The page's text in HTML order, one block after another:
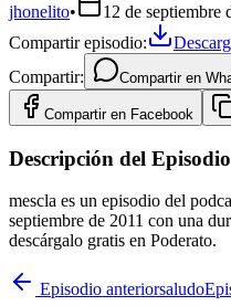
jhonelito• 12 de septiembre
Compartir episodio:
Compartir:
Compartir en
Compartir en Facebook
Descripción del Episodio
mescla es un episodio del
septiembre de 2011 con una
descárgalo gratis en Poderato.
Episodio anteriorsaludo